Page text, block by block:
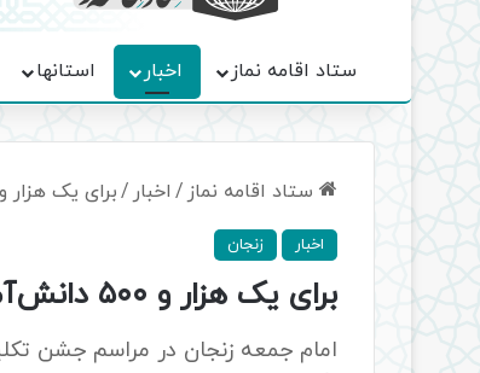
ستاد اقامه نماز اخبار استانها
ستاد اقامه نماز / اخبار /برای یک هزار و ۵۰۰ دانش‌‌آموز دختر در زنجان جشن تکلیف برگزار شد
اخبار زنجان
برای یک هزار و ۵۰۰ دانش‌‌آموز دختر در زنجان جشن تکلیف برگزار شد